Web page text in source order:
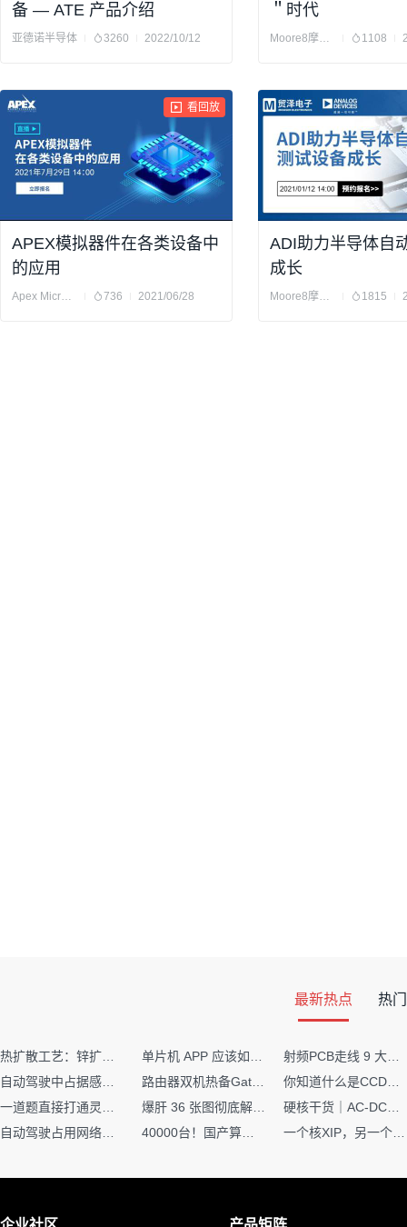
备 — ATE 产品介绍
亚德诺半导体 3260 2022/10/12
＂时代
Moore8摩尔吧 1108
看回放
APEX模拟器件在各类设备中
的应用
Apex Microtechnology 736 2021/06/28
ADI助力半导体自
成长
Moore8摩尔吧 1815
最新热点 热